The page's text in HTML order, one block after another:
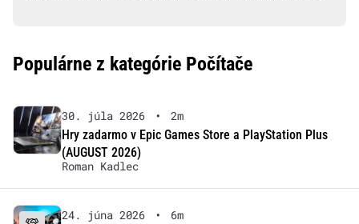
Populárne z kategórie Počítače
30. júla 2026 •
2m
Hry zadarmo v Epic Games Store a PlayStation Plus
(AUGUST 2026)
Roman Kadlec
24. júna 2026 •
6m